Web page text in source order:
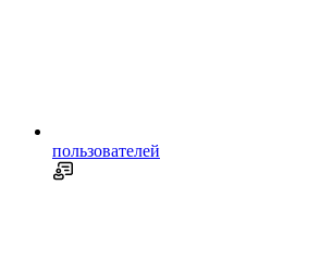
пользователей